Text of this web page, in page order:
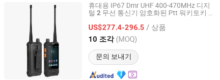
휴대용 IP67 Dmr UHF 400-470MHz 디지
털 2 무선 통신기 암호화된 Ptt 워키토키 비
US$277.4-296.5 / 상품
10 조각 (MOQ)
문의 보내기
Shenzhen Connectech Technology Co., Ltd.
Guangdong, China 이후 2007